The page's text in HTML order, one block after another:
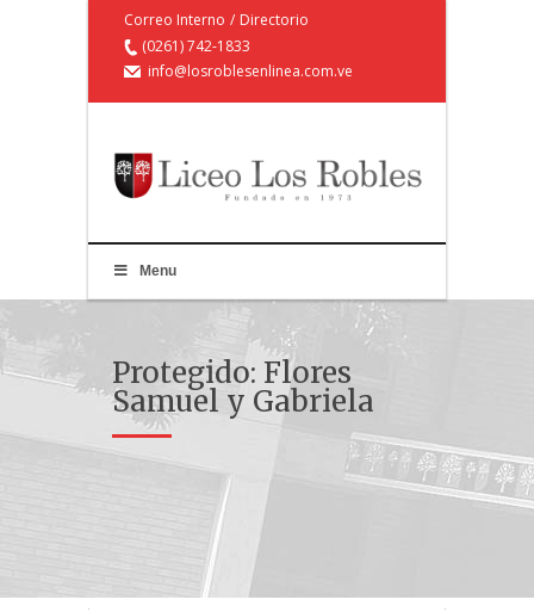
Correo Interno / Directorio
(0261) 742-1833
info@losroblesenlinea.com.ve
Menu
Protegido: Flores
Samuel y Gabriela